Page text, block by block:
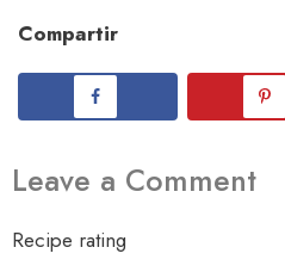
Compartir
Leave a Comment
Recipe rating